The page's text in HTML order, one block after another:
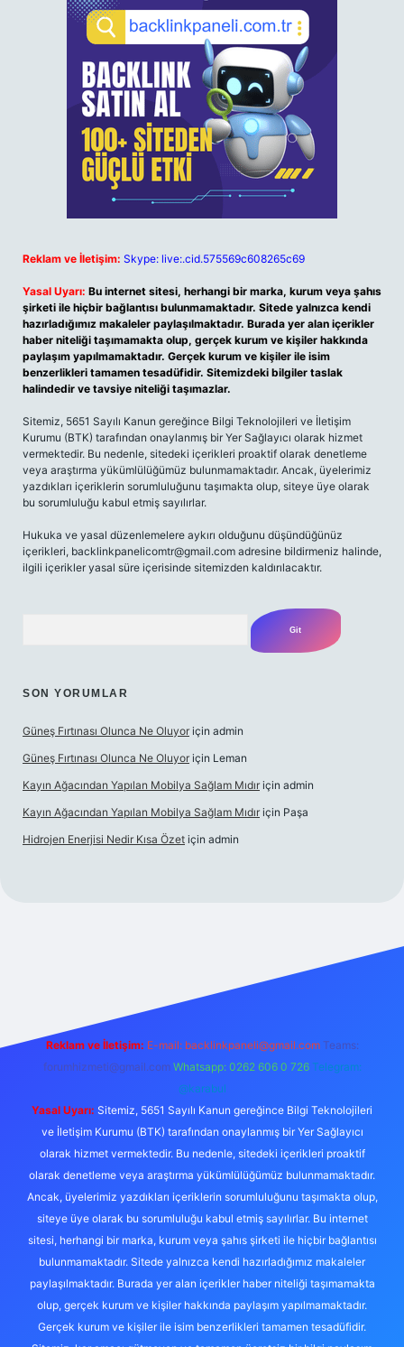
Reklam ve İletişim: Skype: live:.cid.575569c608265c69
Yasal Uyarı: Bu internet sitesi, herhangi bir marka, kurum veya şahıs
şirketi ile hiçbir bağlantısı bulunmamaktadır. Sitede yalnızca kendi
hazırladığımız makaleler paylaşılmaktadır. Burada yer alan içerikler
haber niteliği taşımamakta olup, gerçek kurum ve kişiler hakkında
paylaşım yapılmamaktadır. Gerçek kurum ve kişiler ile isim
benzerlikleri tamamen tesadüfidir. Sitemizdeki bilgiler taslak
halindedir ve tavsiye niteliği taşımazlar.
Sitemiz, 5651 Sayılı Kanun gereğince Bilgi Teknolojileri ve İletişim
Kurumu (BTK) tarafından onaylanmış bir Yer Sağlayıcı olarak hizmet
vermektedir. Bu nedenle, sitedeki içerikleri proaktif olarak denetleme
veya araştırma yükümlülüğümüz bulunmamaktadır. Ancak, üyelerimiz
yazdıkları içeriklerin sorumluluğunu taşımakta olup, siteye üye olarak
bu sorumluluğu kabul etmiş sayılırlar.
Hukuka ve yasal düzenlemelere aykırı olduğunu düşündüğünüz
içerikleri, backlinkpanelicomtr@gmail.com adresine bildirmeniz halinde,
ilgili içerikler yasal süre içerisinde sitemizden kaldırılacaktır.
SON YORUMLAR
Güneş Fırtınası Olunca Ne Oluyor için admin
Güneş Fırtınası Olunca Ne Oluyor için Leman
Kayın Ağacından Yapılan Mobilya Sağlam Mıdır için admin
Kayın Ağacından Yapılan Mobilya Sağlam Mıdır için Paşa
Hidrojen Enerjisi Nedir Kısa Özet için admin
Reklam ve İletişim: E-mail: backlinkpaneli@gmail.com Teams:
forumhizmeti@gmail.com Whatsapp: 0262 606 0 726 Telegram:
@karabul
Yasal Uyarı: Sitemiz, 5651 Sayılı Kanun gereğince Bilgi Teknolojileri
ve İletişim Kurumu (BTK) tarafından onaylanmış bir Yer Sağlayıcı
olarak hizmet vermektedir. Bu nedenle, sitedeki içerikleri proaktif
olarak denetleme veya araştırma yükümlülüğümüz bulunmamaktadır.
Ancak, üyelerimiz yazdıkları içeriklerin sorumluluğunu taşımakta olup,
siteye üye olarak bu sorumluluğu kabul etmiş sayılırlar. Bu internet
sitesi, herhangi bir marka, kurum veya şahıs şirketi ile hiçbir bağlantısı
bulunmamaktadır. Sitede yalnızca kendi hazırladığımız makaleler
paylaşılmaktadır. Burada yer alan içerikler haber niteliği taşımamakta
olup, gerçek kurum ve kişiler hakkında paylaşım yapılmamaktadır.
Gerçek kurum ve kişiler ile isim benzerlikleri tamamen tesadüfidir.